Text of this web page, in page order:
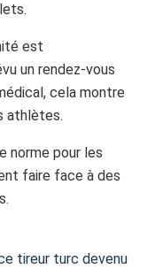
est
un rendez-vous
cela montre
athlètes.
norme pour les
faire face à des
tireur turc devenu